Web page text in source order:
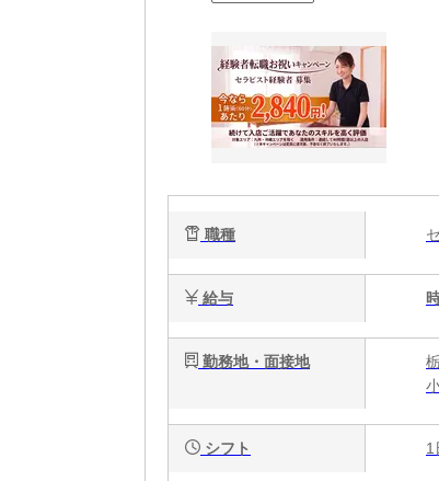
職種
給与
勤務地・面接地
シフト 1